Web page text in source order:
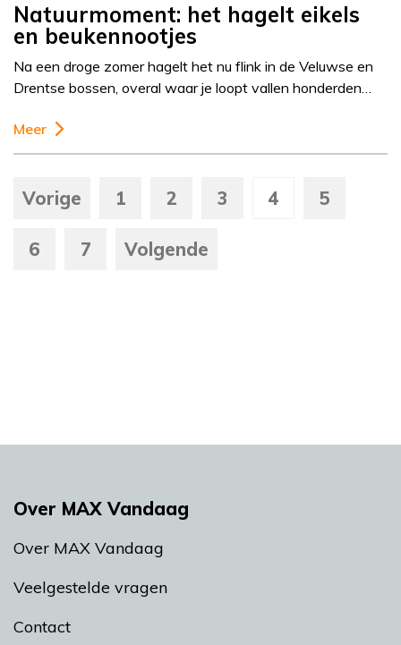
Natuurmoment: het hagelt eikels
en beukennootjes
Na een droge zomer hagelt het nu flink in de Veluwse en
Drentse bossen, overal waar je loopt vallen honderden…
Meer
Vorige 1 2 3 4 5
6 7 Volgende
Over MAX Vandaag
Over MAX Vandaag
Veelgestelde vragen
Contact